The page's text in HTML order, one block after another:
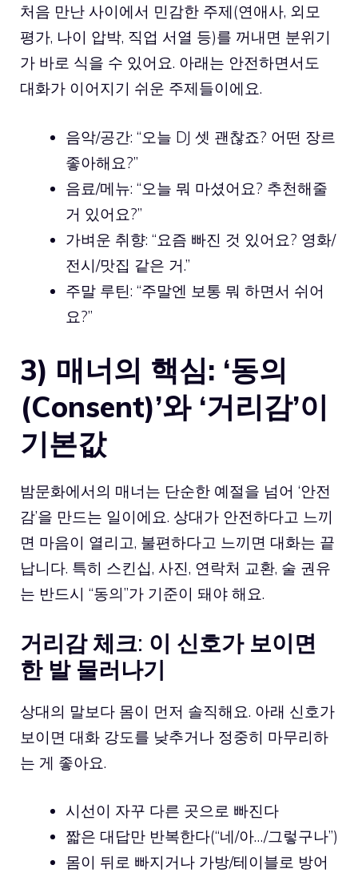
처음 만난 사이에서 민감한 주제(연애사, 외모
평가, 나이 압박, 직업 서열 등)를 꺼내면 분위기
가 바로 식을 수 있어요. 아래는 안전하면서도
대화가 이어지기 쉬운 주제들이에요.
음악/공간: “오늘 DJ 셋 괜찮죠? 어떤 장르
좋아해요?”
음료/메뉴: “오늘 뭐 마셨어요? 추천해줄
거 있어요?”
가벼운 취향: “요즘 빠진 것 있어요? 영화/
전시/맛집 같은 거.”
주말 루틴: “주말엔 보통 뭐 하면서 쉬어
요?”
3) 매너의 핵심: ‘동의
(Consent)’와 ‘거리감’이
기본값
밤문화에서의 매너는 단순한 예절을 넘어 ‘안전
감’을 만드는 일이에요. 상대가 안전하다고 느끼
면 마음이 열리고, 불편하다고 느끼면 대화는 끝
납니다. 특히 스킨십, 사진, 연락처 교환, 술 권유
는 반드시 “동의”가 기준이 돼야 해요.
거리감 체크: 이 신호가 보이면
한 발 물러나기
상대의 말보다 몸이 먼저 솔직해요. 아래 신호가
보이면 대화 강도를 낮추거나 정중히 마무리하
는 게 좋아요.
시선이 자꾸 다른 곳으로 빠진다
짧은 대답만 반복한다(“네/아…/그렇구나”)
몸이 뒤로 빠지거나 가방/테이블로 방어